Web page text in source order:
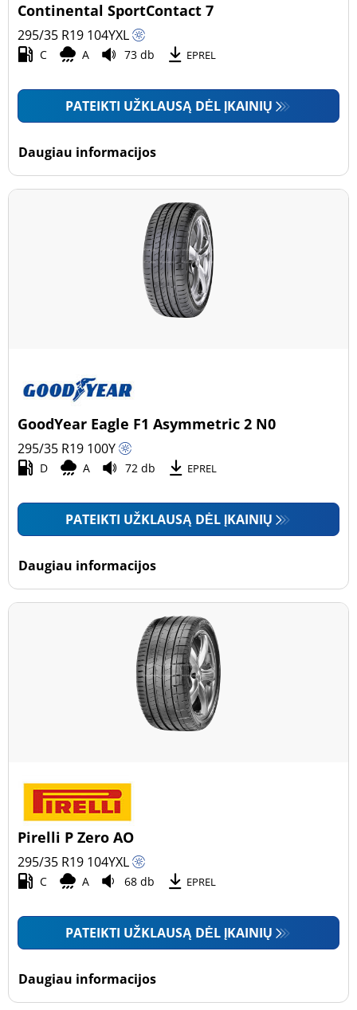
Continental SportContact 7
295/35 R19 104YXL
C A 73 db EPREL
PATEIKTI UŽKLAUSĄ DĖL ĮKAINIŲ
Daugiau informacijos
GoodYear Eagle F1 Asymmetric 2 N0
295/35 R19 100Y
D A 72 db EPREL
PATEIKTI UŽKLAUSĄ DĖL ĮKAINIŲ
Daugiau informacijos
Pirelli P Zero AO
295/35 R19 104YXL
C A 68 db EPREL
PATEIKTI UŽKLAUSĄ DĖL ĮKAINIŲ
Daugiau informacijos